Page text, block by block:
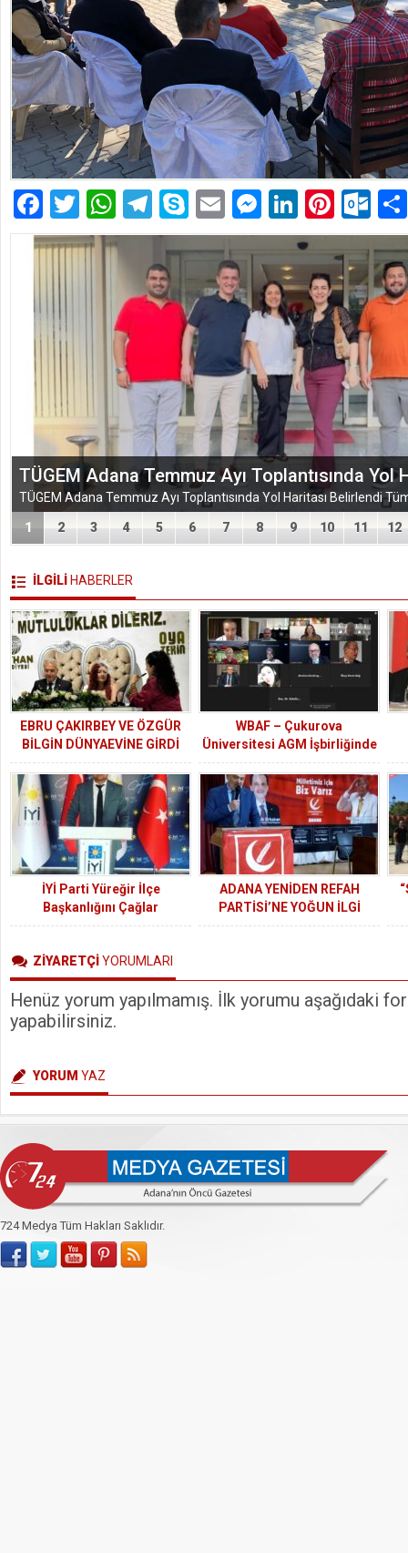
Facebook
TwitterWhatsApp
Telegram
SkypeEmailMessenger
LinkedIn
EĞİTİM-BİR-SEN ADANA ŞUBESİ’NDEN
VEFA VE DAYANIŞMA ÇIKARMASI
1 2 3 4 5 6 7 8 9 10 11 12
İLGİLİ HABERLER
EBRU ÇAKIRBEY VE ÖZGÜR
BİLGİN DÜNYAEVİNE GİRDİ
WBAF – Çukurova
Üniversitesi AGM İşbirliğinde
Gerçekleştirilen Startup –
Melek Yatırımcı Buluşmaları
İYİ Parti Yüreğir İlçe
Başkanlığını Çağlar
Kürkçüoğlu kazandı
ADANA YENİDEN REFAH
PARTİSİ’NE YOĞUN İLGİ
ZİYARETÇİYORUMLARI
Henüz yorum yapılmamış. İlk yorumu aşağıdaki
yapabilirsiniz.
YORUM YAZ
724 Medya Tüm Hakları Saklıdır.